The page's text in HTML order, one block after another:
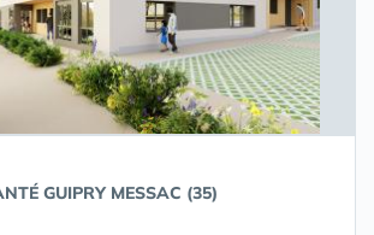
GUIPRY MESSAC (35)